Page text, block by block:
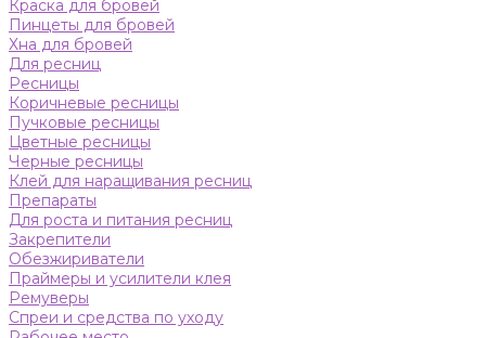
Краска для бровей
Пинцеты для бровей
Хна для бровей
Для ресниц
Ресницы
Коричневые ресницы
Пучковые ресницы
Цветные ресницы
Черные ресницы
Клей для наращивания ресниц
Препараты
Для роста и питания ресниц
Закрепители
Обезжириватели
Праймеры и усилители клея
Ремуверы
Спреи и средства по уходу